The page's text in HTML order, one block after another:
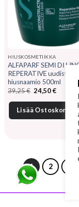
HIUSKOSMETIIKKA
ALFAPARF SEMI DI
REPERATIVE uudistava
hiusnaamio 500ml
39,25€ Alkuperäinen
hinta
oli:
39,25 €.
24,50€Nykyinen
on:
24,50
Lisää Ostoskoriin
1 2